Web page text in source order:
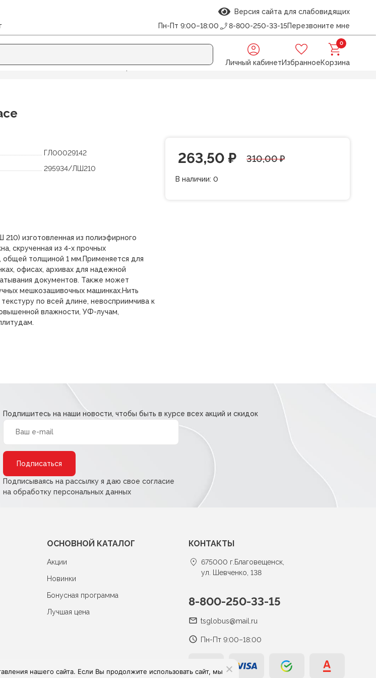
Версия сайта для слабовидящих
Пн-Пт 9:00–18:00 8-800-250-33-15Перезвоните мне
Личный кабинетИзбранное
0
Корзина
1000м d1мм белая OfficeSpace
ГЛ00029142
295934/ЛШ210
210) изготовленная из полиэфирного
скрученная из 4-х прочных
общей толщиной 1 мм.Применяется для
офисах, архивах для надежной
документов. Также может
мешкозашивочных машинках.Нить
по всей длине, невосприимчива к
влажности, УФ-лучам,
310,00₽
Первоначальная
цена
263,50 ₽
Текущая
цена:
В наличии: 0
Подпишитесь на наши новости, чтобы быть в курсе всех акций и скидок
Подписываясь на рассылку я даю свое согласие
на обработку персональных данных
ОСНОВНОЙ КАТАЛОГ
Акции
Новинки
Бонусная программа
Лучшая цена
КОНТАКТЫ
675000 г.Благовещенск,
ул. Шевченко, 138
8-800-250-33-15
tsglobus@mail.ru
Пн-Пт 9:00–18:00
нашего сайта. Если Вы продолжите использовать сайт, мы